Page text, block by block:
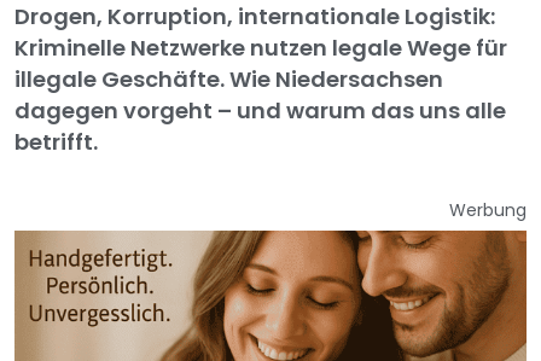
Drogen, Korruption, internationale Logistik:
Kriminelle Netzwerke nutzen legale Wege für
illegale Geschäfte. Wie Niedersachsen
dagegen vorgeht – und warum das uns alle
betrifft.
Werbung